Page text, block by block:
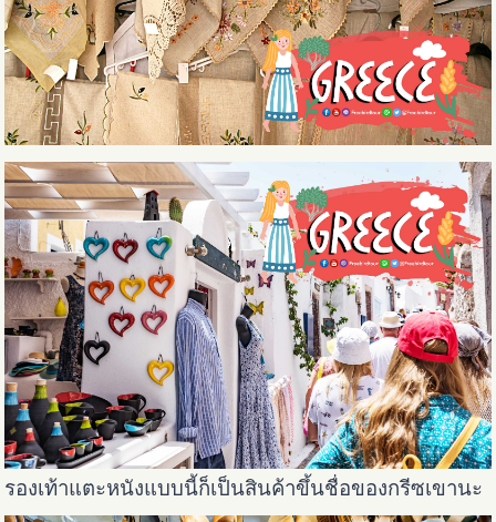
รองเท้าแตะหนังแบบนี้ก็เป็นสินค้าขึ้นชื่อของกรีซเขานะ